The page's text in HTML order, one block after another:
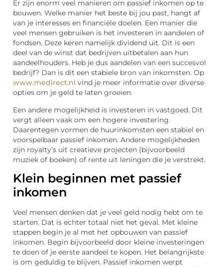
Er zijn enorm veel manieren om passief inkomen op te
bouwen. Welke manier het beste bij jou past, hangt af
van je interesses en financiële doelen. Een manier die
veel mensen gebruiken is het investeren in aandelen of
fondsen. Deze keren namelijk dividend uit. Dit is een
deel van de winst dat bedrijven uitbetalen aan hun
aandeelhouders. Heb je dus aandelen van een succesvol
bedrijf? Dan is dit een stabiele bron van inkomsten. Op
www.medirect.nl vind je meer informatie over diverse
opties om je geld te laten groeien.
Een andere mogelijkheid is investeren in vastgoed. Dit
vergt alleen vaak om een hogere investering.
Daarentegen vormen de huurinkomsten een stabiel en
voorspelbaar passief inkomen. Andere mogelijkheden
zijn royalty’s uit creatieve projecten (bijvoorbeeld
muziek of boeken) of rente uit leningen die je verstrekt.
Klein beginnen met passief
inkomen
Veel mensen denken dat je veel geld nodig hebt om te
starten. Dat is echter totaal niet het geval. Met kleine
stappen begin je al met het opbouwen van passief
inkomen. Begin bijvoorbeeld door kleine investeringen
te doen of je eerste aandeel te kopen. Het belangrijkste
is om geduldig te blijven. Passief inkomen werpt